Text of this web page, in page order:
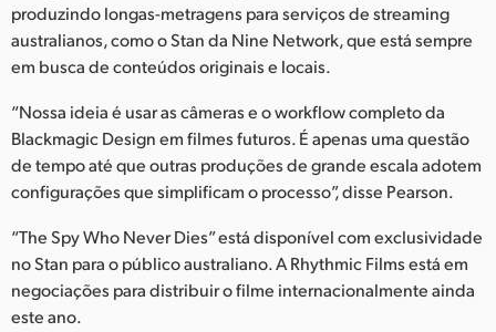
produzindo longas-metragens para serviços de streaming
australianos, como o Stan da Nine Network, que está sempre
em busca de conteúdos originais e locais.
“Nossa ideia é usar as câmeras e o workflow completo da
Blackmagic Design em filmes futuros. É apenas uma questão
de tempo até que outras produções de grande escala adotem
configurações que simplificam o processo”, disse Pearson.
“The Spy Who Never Dies” está disponível com exclusividade
no Stan para o público australiano. A Rhythmic Films está em
negociações para distribuir o filme internacionalmente ainda
este ano.